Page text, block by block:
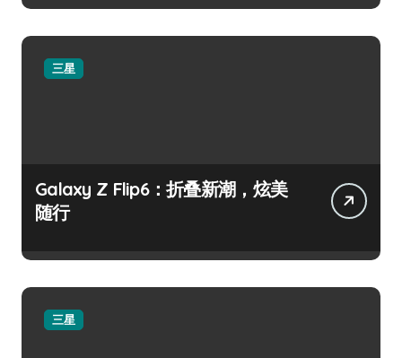
三星
Galaxy Z Flip6：折叠新潮，炫美
随行
三星